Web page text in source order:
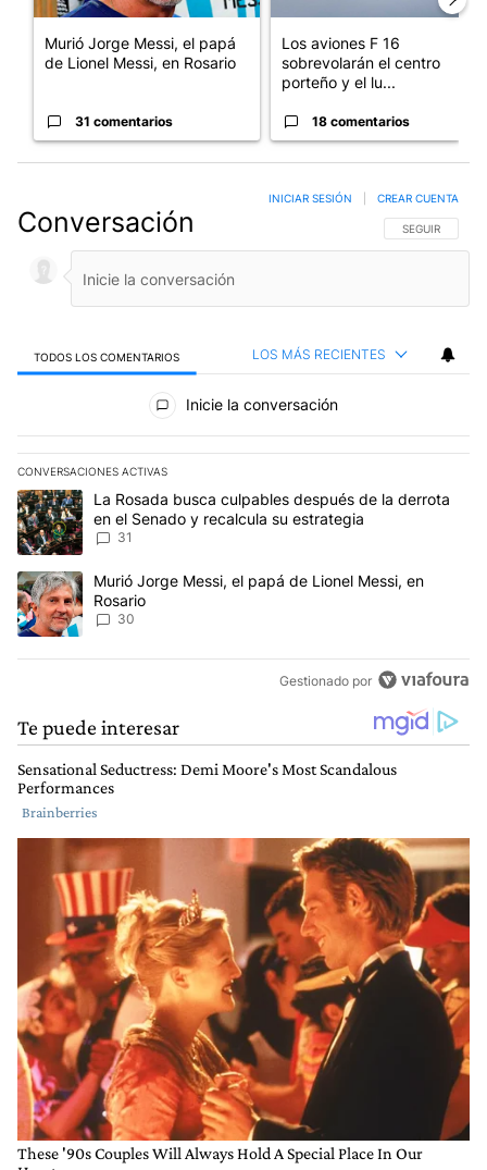
Murió Jorge Messi, el papá
de Lionel Messi, en Rosario
31 comentarios
Los aviones F 16
sobrevolarán el centro
porteño y el lu...
18 comentarios
Conversación SIGA ESTA
SEGUIR
INICIAR SESIÓN CREAR CUENTA
TODOS LOS COMENTARIOS LOS MÁS RECIENTES
Todos los comentarios
Inicie la conversación
CONVERSACIONES ACTIVAS
Este listado muestra los artículos con más comentarios en los
Un artículo de tendencia con el título "La Rosada busca
La Rosada busca culpables después de la derrota
en el Senado y recalcula su estrategia
31
Un artículo de tendencia con el título "Murió Jorge Messi, el
Murió Jorge Messi, el papá de Lionel Messi, en
Rosario
30
Gestionado por